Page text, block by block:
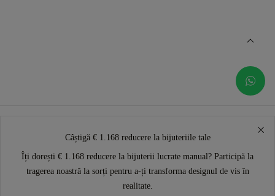
Câștigă € 1.168 reducere la bijuteriile tale
Îți dorești € 1.168 reducere la bijuterii lucrate manual? Participă la
tragerea noastră la sorți pentru a-ți transforma designul de vis în
realitate.